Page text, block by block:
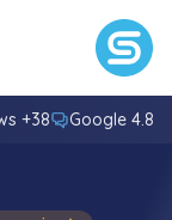
4.8/5 Google
38+ content.reviews